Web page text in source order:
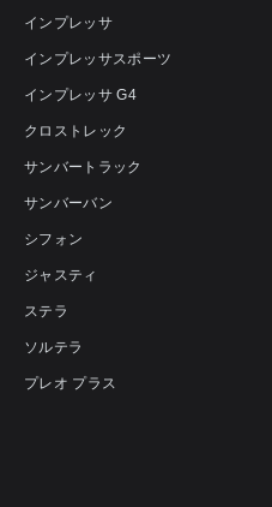
インプレッサ
インプレッサスポーツ
インプレッサ G4
クロストレック
サンバートラック
サンバーバン
シフォン
ジャスティ
ステラ
ソルテラ
プレオ プラス